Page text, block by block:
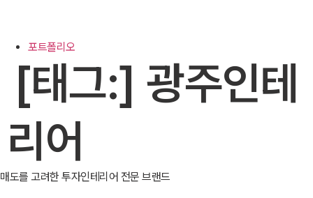
포트폴리오
[태그:] 광주인테
리어
매도를 고려한 투자인테리어 전문 브랜드